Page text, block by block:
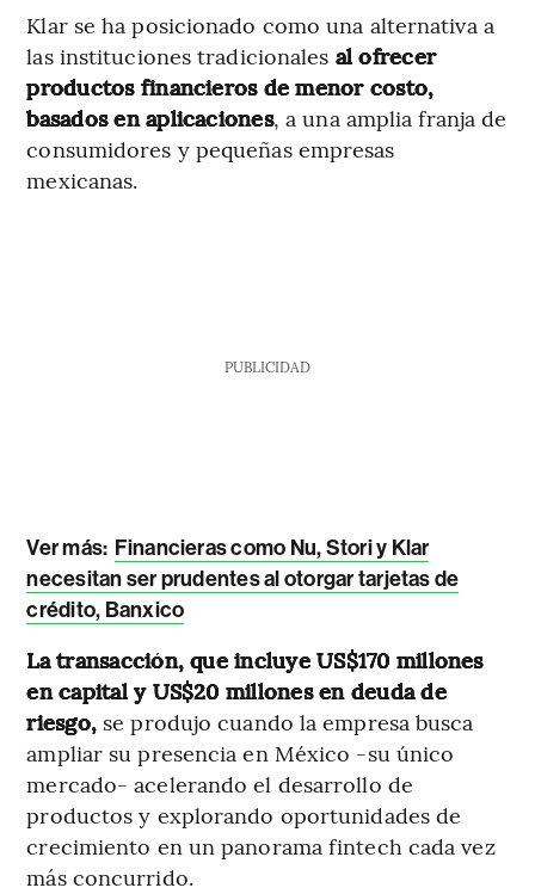
Klar se ha posicionado como una alternativa a
las instituciones tradicionales al ofrecer
productos financieros de menor costo,
basados en aplicaciones, a una amplia franja de
consumidores y pequeñas empresas
mexicanas.
PUBLICIDAD
Ver más: Financieras como Nu, Stori y Klar
necesitan ser prudentes al otorgar tarjetas de
crédito, Banxico
La transacción, que incluye US$170 millones
en capital y US$20 millones en deuda de
riesgo, se produjo cuando la empresa busca
ampliar su presencia en México -su único
mercado- acelerando el desarrollo de
productos y explorando oportunidades de
crecimiento en un panorama fintech cada vez
más concurrido.